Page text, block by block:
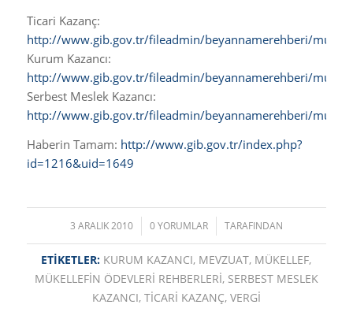
Ticari Kazanç:
http://www.gib.gov.tr/fileadmin/beyannamerehberi/
Kurum Kazancı:
http://www.gib.gov.tr/fileadmin/beyannamerehberi/
Serbest Meslek Kazancı:
http://www.gib.gov.tr/fileadmin/beyannamerehberi/
Haberin Tamam: http://www.gib.gov.tr/index.php?
id=1216&uid=1649
3 ARALIK 2010
/ 0 YORUMLAR
/ TARAFINDAN
ETIKETLER: KURUM KAZANCI, MEVZUAT, MÜKELLEF,
MÜKELLEFIN ÖDEVLERI REHBERLERI, SERBEST MESLEK
KAZANCI, TICARI KAZANÇ, VERGI